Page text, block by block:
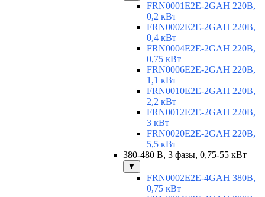
FRN0001E2E-2GAH 220В,
0,2 кВт
FRN0002E2E-2GAH 220В,
0,4 кВт
FRN0004E2E-2GAH 220В,
0,75 кВт
FRN0006E2E-2GAH 220В,
1,1 кВт
FRN0010E2E-2GAH 220В,
2,2 кВт
FRN0012E2E-2GAH 220В,
3 кВт
FRN0020E2E-2GAH 220В,
5,5 кВт
380-480 В, 3 фазы, 0,75-55 кВт
▼
FRN0002E2E-4GAH 380В,
0,75 кВт